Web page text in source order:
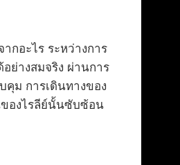
กอะไร ระหว่างการ
ย่างสมจริง ผ่านการ
คุม การเดินทางของ
ของไรลีย์นั้นซับซ้อน